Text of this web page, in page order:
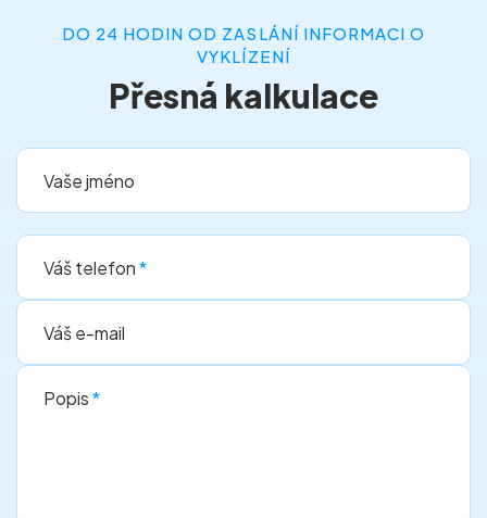
DO 24 HODIN OD ZASLÁNÍ INFORMACI O
VYKLÍZENÍ
Přesná kalkulace
Vaše jméno
Váš telefon*
Váš e-mail
Popis*